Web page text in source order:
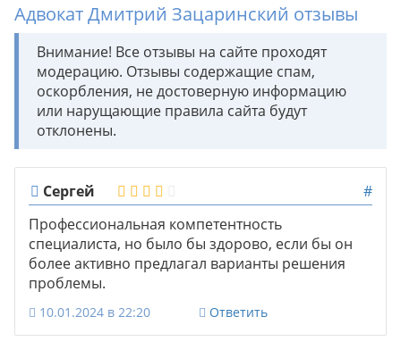
Адвокат Дмитрий Зацаринский отзывы
Внимание! Все отзывы на сайте проходят
модерацию. Отзывы содержащие спам,
оскорбления, не достоверную информацию
или нарущающие правила сайта будут
отклонены.
Сергей
#
Профессиональная компетентность
специалиста, но было бы здорово, если бы он
более активно предлагал варианты решения
проблемы.
10.01.2024 в 22:20 Ответить